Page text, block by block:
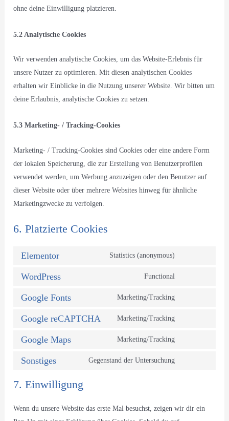
ohne deine Einwilligung platzieren.
5.2 Analytische Cookies
Wir verwenden analytische Cookies, um das Website-Erlebnis für
unsere Nutzer zu optimieren. Mit diesen analytischen Cookies
erhalten wir Einblicke in die Nutzung unserer Website. Wir bitten um
deine Erlaubnis, analytische Cookies zu setzen.
5.3 Marketing- / Tracking-Cookies
Marketing- / Tracking-Cookies sind Cookies oder eine andere Form
der lokalen Speicherung, die zur Erstellung von Benutzerprofilen
verwendet werden, um Werbung anzuzeigen oder den Benutzer auf
dieser Website oder über mehrere Websites hinweg für ähnliche
Marketingzwecke zu verfolgen.
6. Platzierte Cookies
Elementor Statistics (anonymous)
WordPress Functional
Google Fonts Marketing/Tracking
Google reCAPTCHA Marketing/Tracking
Google Maps Marketing/Tracking
Sonstiges Gegenstand der Untersuchung
7. Einwilligung
Wenn du unsere Website das erste Mal besuchst, zeigen wir dir ein